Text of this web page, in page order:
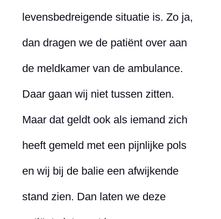
levensbedreigende situatie is. Zo ja,
dan dragen we de patiënt over aan
de meldkamer van de ambulance.
Daar gaan wij niet tussen zitten.
Maar dat geldt ook als iemand zich
heeft gemeld met een pijnlijke pols
en wij bij de balie een afwijkende
stand zien. Dan laten we deze